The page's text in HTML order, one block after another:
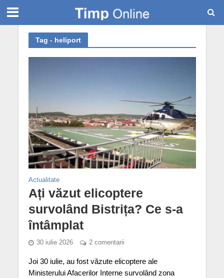
Tag - heliport
Actualitate
Ați văzut elicoptere
survolând Bistrița? Ce s-a
întâmplat
30 iulie 2026 2 comentarii
Joi 30 iulie, au fost văzute elicoptere ale
Ministerului Afacerilor Interne survolând zona